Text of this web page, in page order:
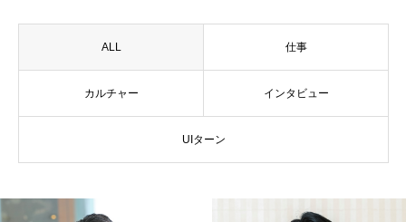
ALL 仕事
カルチャー インタビュー
UIターン